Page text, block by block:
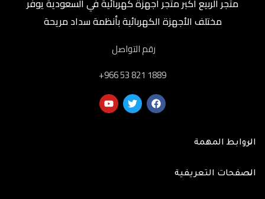
مختلف الأجهزة الكهربائية بأنظمة سداد مريحة
رقم التواصل
‎+966 53 821 1889
الروابط المهمة
الصفحات التعريفية